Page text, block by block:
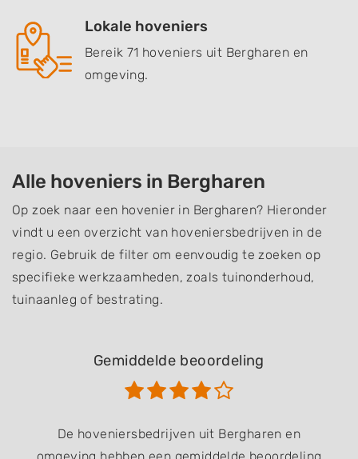
Lokale hoveniers
Bereik 71 hoveniers uit Bergharen en
omgeving.
Alle hoveniers in Bergharen
Op zoek naar een hovenier in Bergharen? Hieronder
vindt u een overzicht van hoveniersbedrijven in de
regio. Gebruik de filter om eenvoudig te zoeken op
specifieke werkzaamheden, zoals tuinonderhoud,
tuinaanleg of bestrating.
Gemiddelde beoordeling
De hoveniersbedrijven uit Bergharen en